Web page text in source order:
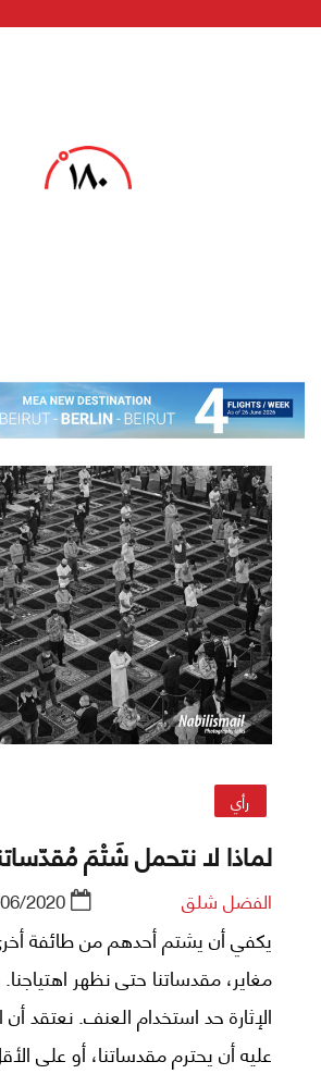
رأي
لماذا لا نتحمل شَتْمَ
الفضل شلق 2020
يكفي أن يشتم أحدهم من طائفة
مغاير، مقدساتنا حتى نظهر
الإثارة حد استخدام العنف. نعتقد أن
عليه أن يحترم مقدساتنا، أو على